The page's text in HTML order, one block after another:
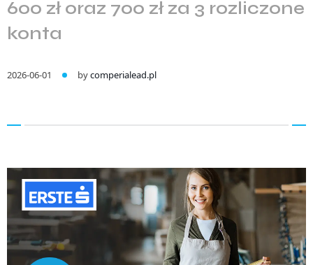
600 zł oraz 700 zł za 3 rozliczone
konta
2026-06-01 bycomperialead.pl